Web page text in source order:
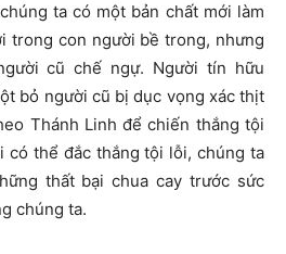
ta có một bản chất mới làm
trong con người bề trong, nhưng
cũ chế ngự. Người tín hữu
bỏ người cũ bị dục vọng xác thịt
Thánh Linh để chiến thắng tội
có thể đắc thắng tội lỗi, chúng ta
thất bại chua cay trước sức
chúng ta.